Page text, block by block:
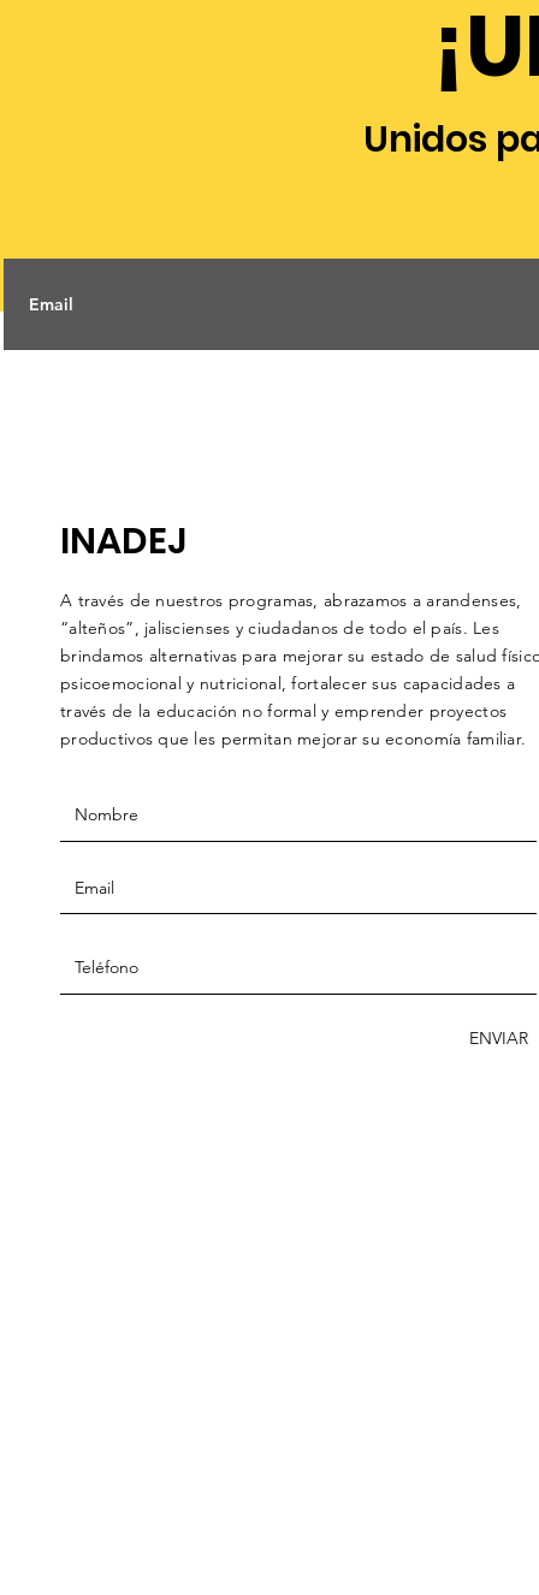
Unidos
INADEJ
A través de nuestros programas, abrazamos a arandenses,
“alteños”, jaliscienses y ciudadanos de todo el país. Les
brindamos alternativas para mejorar su estado de salud
psicoemocional y nutricional, fortalecer sus capacidades a
través de la educación no formal y emprender proyectos
productivos que les permitan mejorar su economía familiar.
ENVIAR